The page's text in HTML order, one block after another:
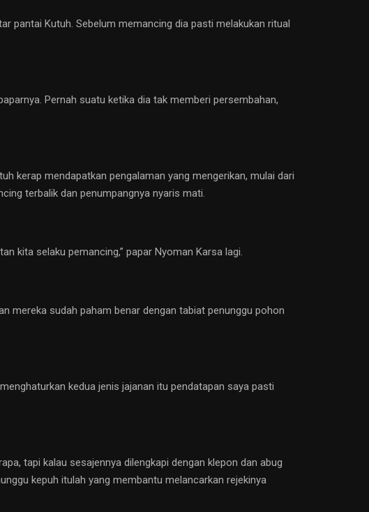
pantai Kutuh. Sebelum memancing dia pasti melakukan ritual
Pernah suatu ketika dia tak memberi persembahan,
kerap mendapatkan pengalaman yang mengerikan, mulai dari
terbalik dan penumpangnya nyaris mati.
kita selaku pemancing,” papar Nyoman Karsa lagi.
mereka sudah paham benar dengan tabiat penunggu pohon
kedua jenis jajanan itu pendatapan saya pasti
tapi kalau sesajennya dilengkapi dengan klepon dan abug
kepuh itulah yang membantu melancarkan rejekinya